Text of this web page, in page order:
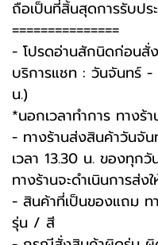
ถือเป็นที่สิ้นสุดการรับป
===============
-️ โปรดอ่านสักนิดก่อนสั่
บริการแชท : วันจันทร์ -
น.)
*นอกเวลาทำการ ทางร้
- ทางร้านส่งสินค้าวันจั
เวลา 13.30 น. ของทุก
ทางร้านจะดำเนินการส่
- สินค้าที่เป็นของแถม ท
รุ่น / สี